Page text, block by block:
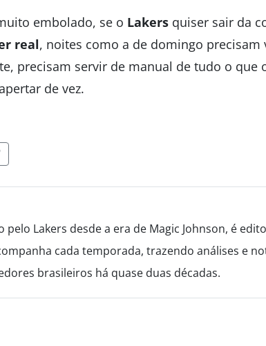
embolado, se o Lakers quiser sair da
real, noites como a de domingo precisam
precisam servir de manual de tudo o que
de vez.
Lakers desde a era de Magic Johnson, é
cada temporada, trazendo análises e
brasileiros há quase duas décadas.